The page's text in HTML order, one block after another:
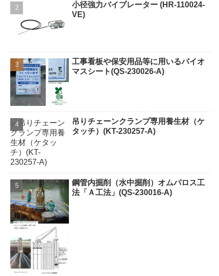
小径強力バイブレーター (HR-110024-
VE)
工事看板や保安用品等に用いるバイオ
マスシート(QS-230026-A)
吊りチェーンクランプ専用養生材（ケ
タッチ）(KT-230257-A)
鋼管内掘削（水中掘削）オムパロス工
法「Ａ工法」(QS-230016-A)